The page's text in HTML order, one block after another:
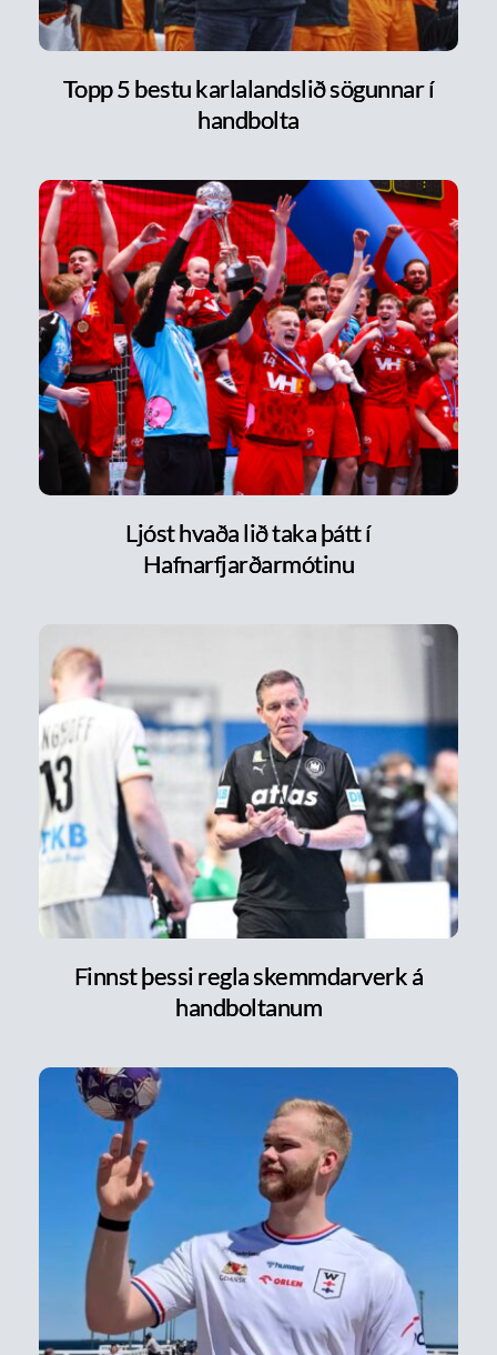
Topp 5 bestu karlalandslið sögunnar í
handbolta
Ljóst hvaða lið taka þátt í
Hafnarfjarðarmótinu
Finnst þessi regla skemmdarverk á
handboltanum